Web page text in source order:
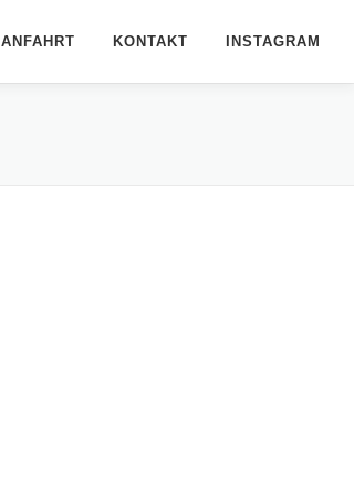
ANFAHRT KONTAKT INSTAGRAM